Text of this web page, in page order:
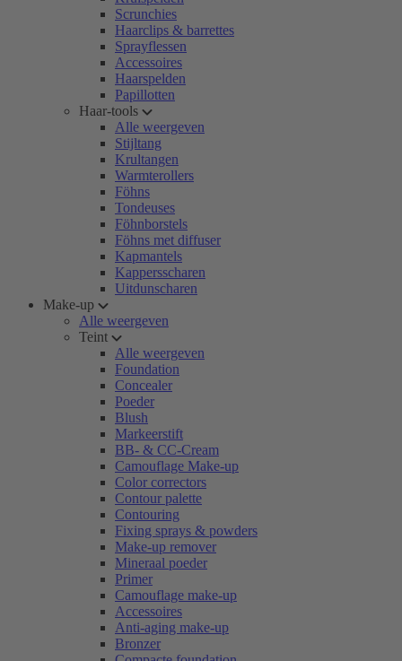
Scrunchies
Haarclips & barrettes
Sprayflessen
Accessoires
Haarspelden
Papillotten
Haar-tools
Alle weergeven
Stijltang
Krultangen
Warmterollers
Föhns
Tondeuses
Föhnborstels
Föhns met diffuser
Kapmantels
Kappersscharen
Uitdunscharen
Make-up
Alle weergeven
Teint
Alle weergeven
Foundation
Concealer
Poeder
Blush
Markeerstift
BB- & CC-Cream
Camouflage Make-up
Color correctors
Contour palette
Contouring
Fixing sprays & powders
Make-up remover
Mineraal poeder
Primer
Camouflage make-up
Accessoires
Anti-aging make-up
Bronzer